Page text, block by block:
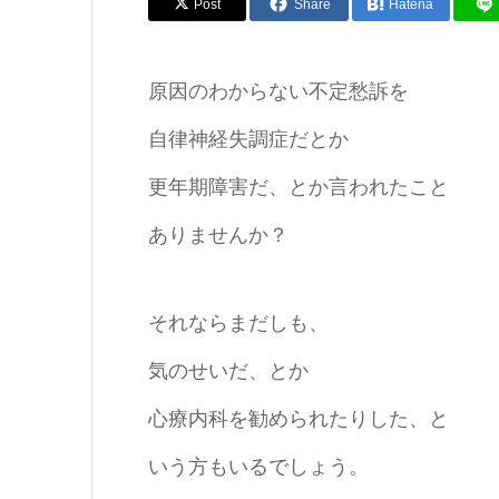
Post Share Hatena
原因のわからない不定愁訴を
自律神経失調症だとか
更年期障害だ、とか言われたこと
ありませんか？
それならまだしも、
気のせいだ、とか
心療内科を勧められたりした、と
いう方もいるでしょう。